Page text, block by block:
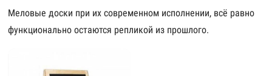
Меловые доски при их современном исполнении, всё равно
функционально остаются репликой из прошлого.